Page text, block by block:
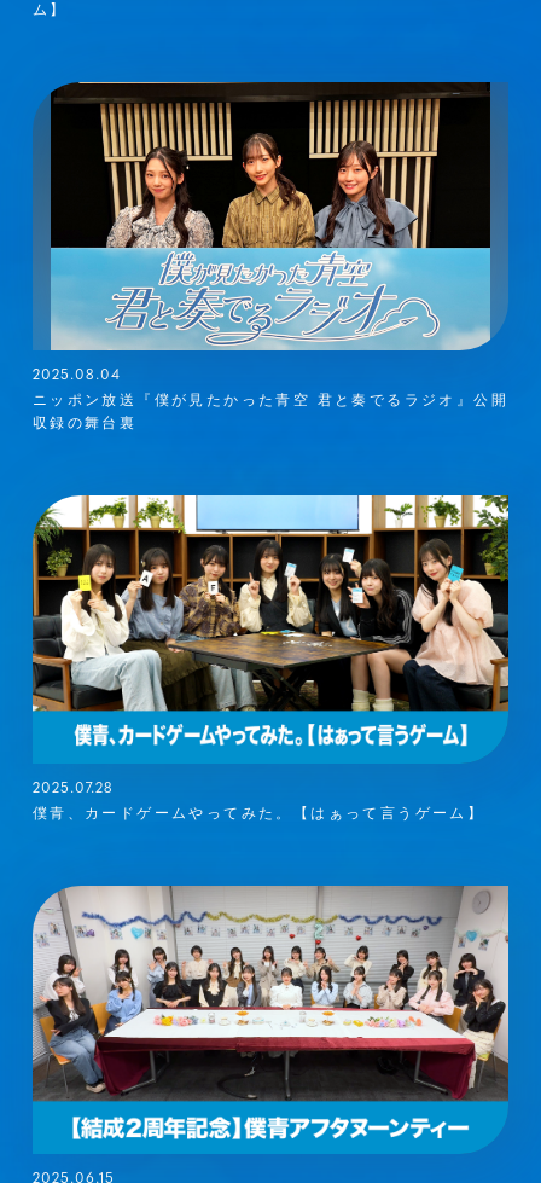
ム】
2025.08.04
ニッポン放送『僕が見たかった青空 君と奏でるラジオ』公開
収録の舞台裏
2025.07.28
僕青、カードゲームやってみた。【はぁって言うゲーム】
2025.06.15